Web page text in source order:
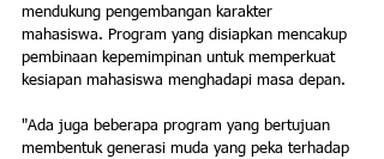
mendukung pengembangan karakter
mahasiswa. Program yang disiapkan mencakup
pembinaan kepemimpinan untuk memperkuat
kesiapan mahasiswa menghadapi masa depan.
"Ada juga beberapa program yang bertujuan
membentuk generasi muda yang peka terhadap